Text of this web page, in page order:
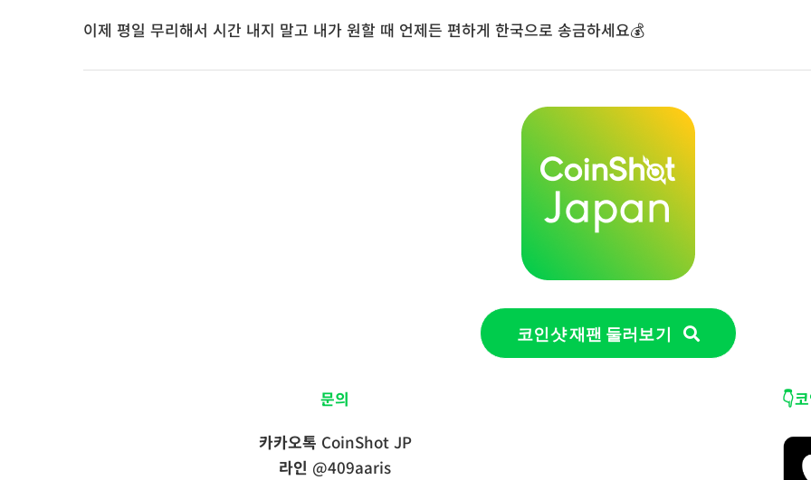
이제 평일 무리해서 시간 내지 말고 내가 원할 때 언제든 편하게 한국으로 송금하세요💰
코인샷 재팬 둘러보기
문의
카카오톡 CoinShot JP
라인 @409aaris
👇